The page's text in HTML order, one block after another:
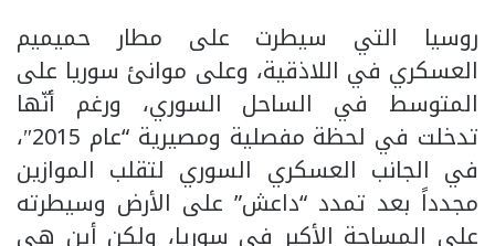
روسيا التي سيطرت على مطار حميميم
العسكري في اللاذقية، وعلى موانئ سوريا على
المتوسط في الساحل السوري، ورغم أنّها
تدخلت في لحظة مفصلية ومصيرية “عام 2015″،
في الجانب العسكري السوري لتقلب الموازين
مجدداً بعد تمدد “داعش” على الأرض وسيطرته
على المساحة الأكبر في سوريا، ولكن أين هي